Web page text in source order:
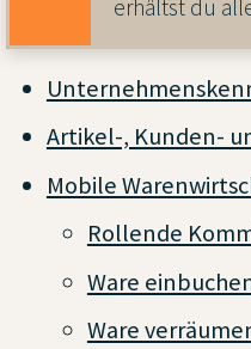
erhältst du
Artikel-, Kunden-
Mobile
Rollende
Ware
Ware